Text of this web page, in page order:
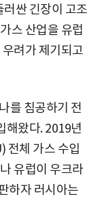
싼 긴장이 고조
스 산업을 유럽
려가 제기되고
를 침공하기 전
해왔다. 2019년
전체 가스 수입
유럽이 우크라
하자 러시아는